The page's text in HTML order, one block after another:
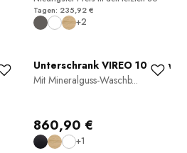
Tagen: 235,92 €
+2
Unterschrank VIREO 100 cm
Mit Mineralguss-Waschb...
860,90 €
+1